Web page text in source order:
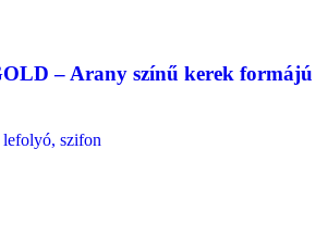
– Arany színű kerek formájú
szifon